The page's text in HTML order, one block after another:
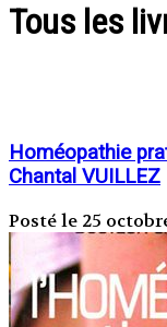
Tous les
Homéopathie
Chantal VUILLEZ
Posté le 25